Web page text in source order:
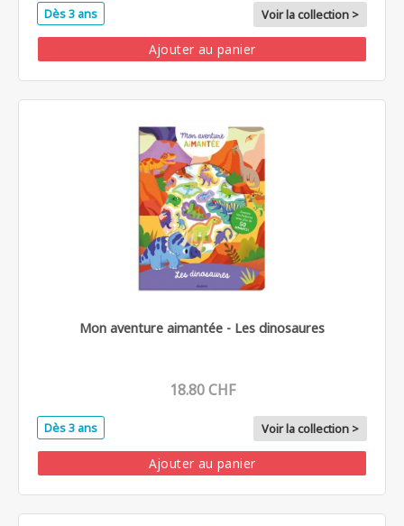
Dès 3 ans Voir la collection >
Ajouter au panier
Mon aventure aimantée - Les dinosaures
18.80 CHF
Dès 3 ans Voir la collection >
Ajouter au panier